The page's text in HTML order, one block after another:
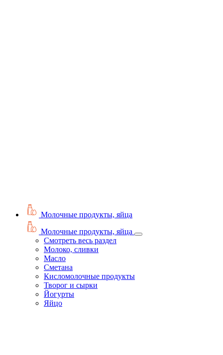
Молочные продукты, яйца
Молочные продукты, яйца
Смотреть весь раздел
Молоко, сливки
Масло
Сметана
Кисломолочные продукты
Творог и сырки
Йогурты
Яйцо